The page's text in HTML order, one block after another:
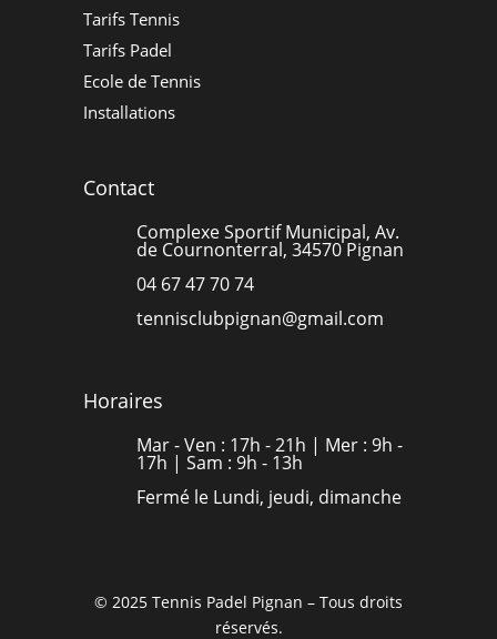
Tarifs Tennis
Tarifs Padel
Ecole de Tennis
Installations
Contact
Complexe Sportif Municipal, Av.
de Cournonterral, 34570 Pignan
04 67 47 70 74
tennisclubpignan@gmail.com
Horaires
Mar - Ven : 17h - 21h | Mer : 9h -
17h | Sam : 9h - 13h
Fermé le Lundi, jeudi, dimanche
© 2025 Tennis Padel Pignan – Tous droits
réservés.